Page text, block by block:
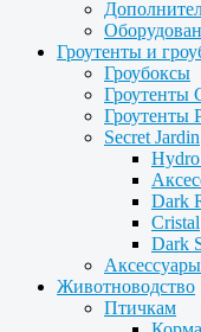
Гроутенты и
Гроубоксы
Гроутенты
Гроутенты
Secret Jardin
Dark
Cristal
Dark
Животноводство
Птичкам